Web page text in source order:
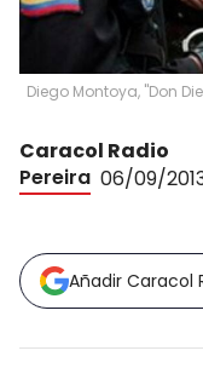
Diego Montoya, "Don
Caracol Radio
Pereira 06/09/
Añadir Caracol